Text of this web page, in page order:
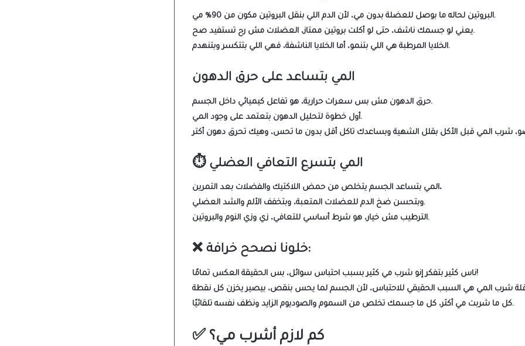
البروتين لحاله ما بوصل للعضلة بدون مي، لأن الدم اللي بنقل البروتين مكون من 90% مي.
يعني لو جسمك ناشف، حتى لو أكلت بروتين ممتاز، العضلات مش رح تستفيد صح.
الخلايا المرطبة هي اللي بتنمو، أما الخلايا الناشفة، فهي اللي بتتكسر وبتنهدم.
المي بتساعد على حرق الدهون
حرق الدهون مش بس سعرات حرارية، هو تفاعل كيميائي داخل الجسم.
أول خطوة لتحليل الدهون بتعتمد على وجود المي.
⏱️ المي بتسرع التعافي العضلي
المي بتساعد الجسم يتخلص من حمض اللاكتيك والفضلات بعد التمرين،
وبتحسن ضخ الدم للعضلات المتعبة، وبتخفف الألم والشد العضلي.
الترطيب مش خيار، هو شرط أساسي للتعافي ، زي وزي النوم والبروتين.
❌ خلونا نصحح خرافة:
ناس كثير بتفكر إنو شرب مي كثير بسبب احتباس سوائل، بس الحقيقة العكس تمامًا!
شرب المي هي السبب الحقيقي للاحتباس
كل ما شربت مي أكثر، كل ما جسمك تخلص من السموم والصوديوم الزايد ونظف نفسه تلقائيًا.
✅ كم لازم أشرب مي؟